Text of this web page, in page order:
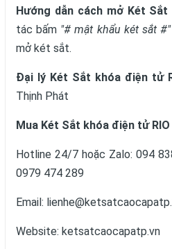
Hướng dẫn cách mở Két
tác bấm "# mật khẩu két sắt #"
mở két sắt.
Đại lý Két Sắt khóa điện tử
Thịnh Phát
Mua Két Sắt khóa điện tử
Hotline 24/7 hoặc Zalo: 094
0979 474 289
Email:
Website: ketsatcaocapatp.vn